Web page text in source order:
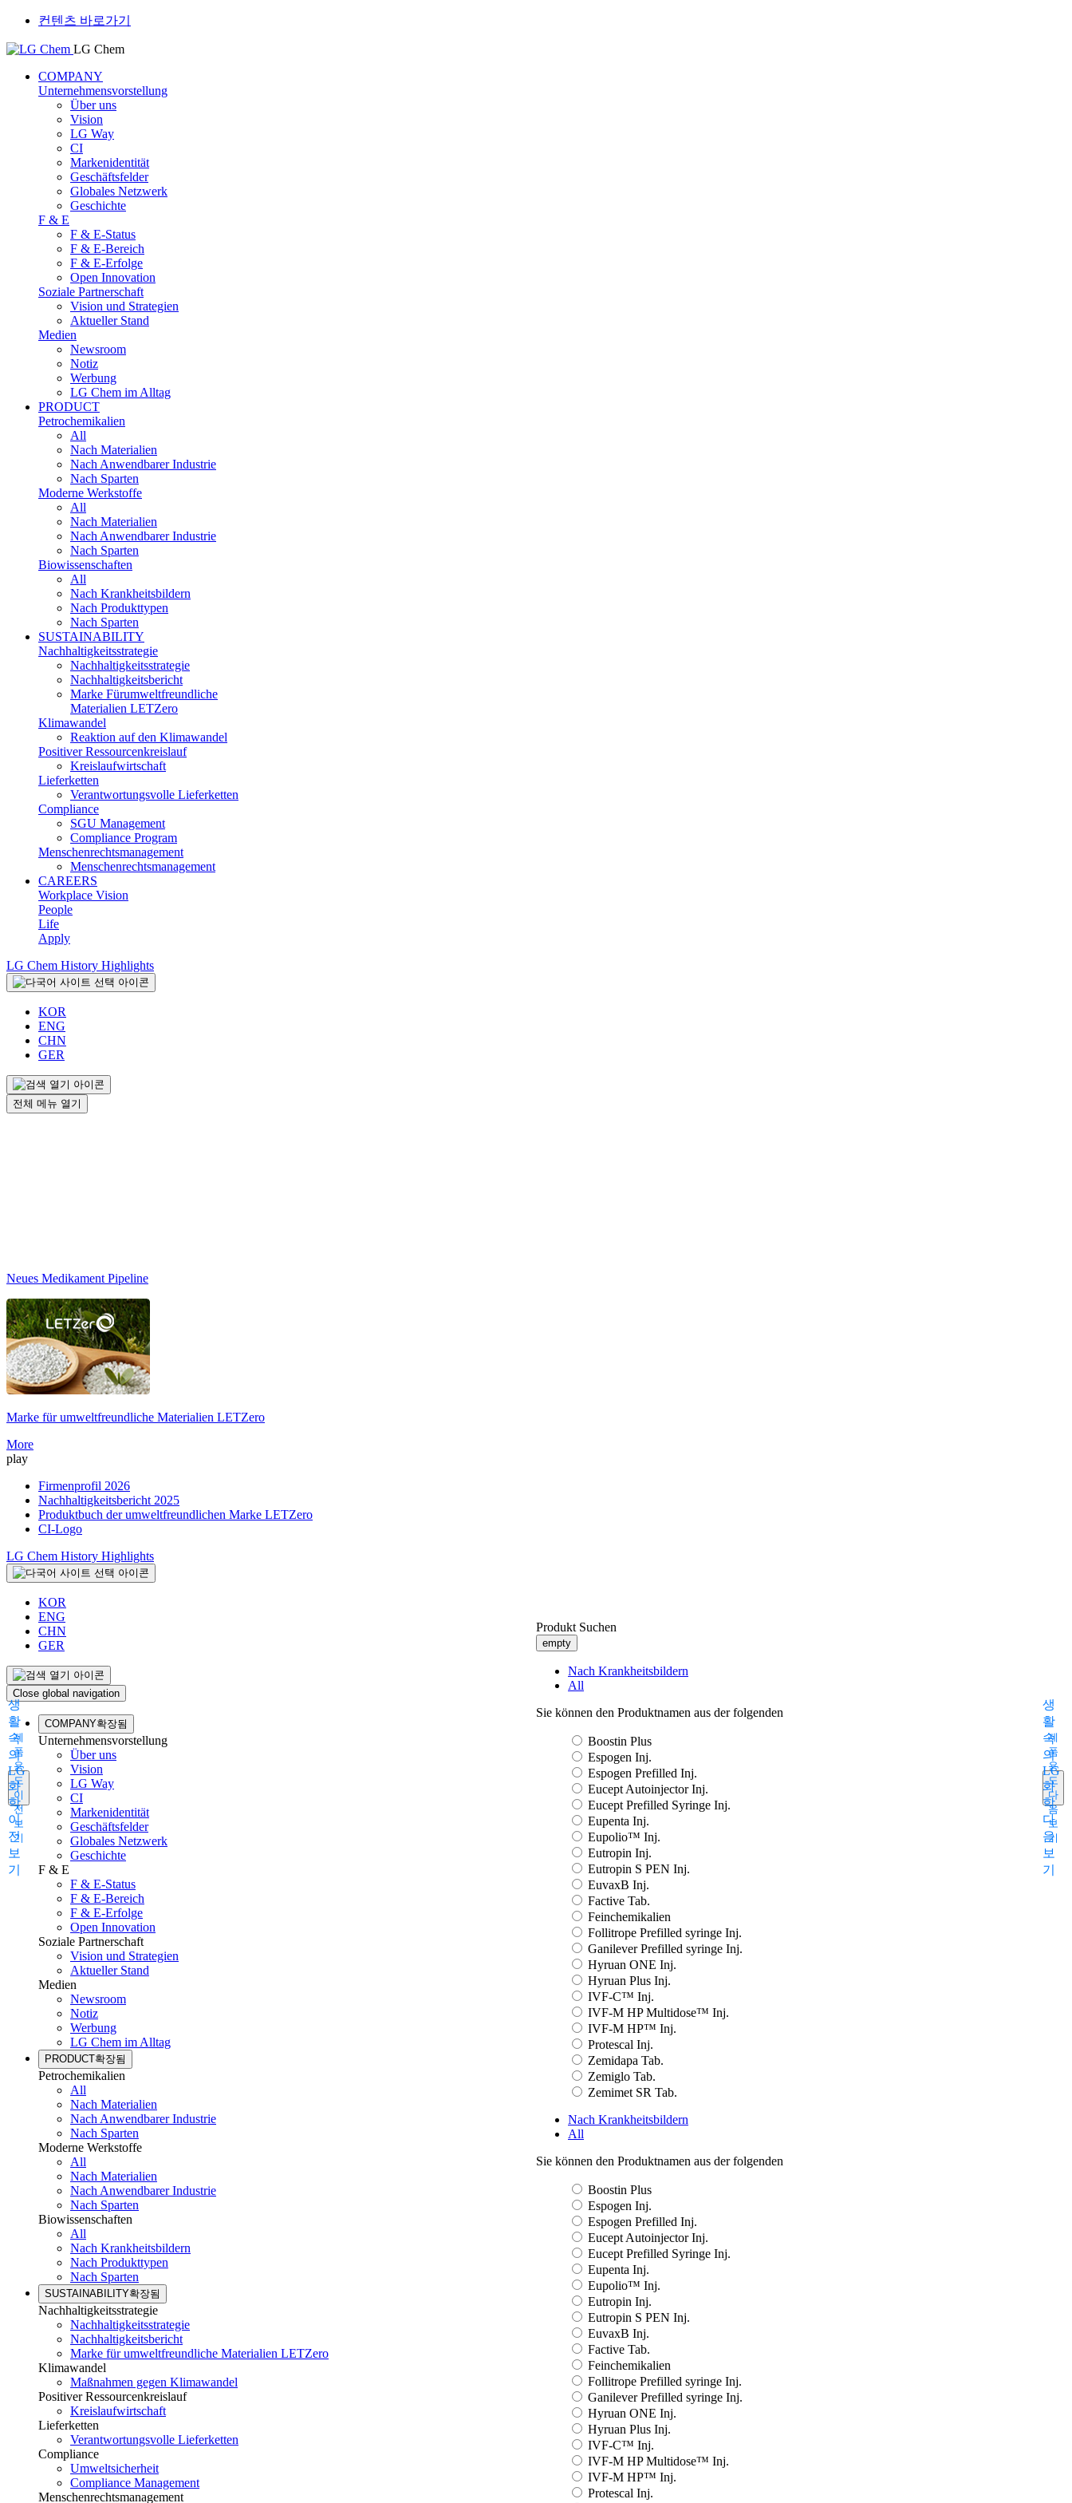
컨텐츠 바로가기
LG Chem
COMPANY
Unternehmensvorstellung
Über uns
Vision
LG Way
CI
Markenidentität
Geschäftsfelder
Globales Netzwerk
Geschichte
F & E
F & E-Status
F & E-Bereich
F & E-Erfolge
Open Innovation
Soziale Partnerschaft
Vision und Strategien
Aktueller Stand
Medien
Newsroom
Notiz
Werbung
LG Chem im Alltag
PRODUCT
Petrochemikalien
All
Nach Materialien
Nach Anwendbarer Industrie
Nach Sparten
Moderne Werkstoffe
All
Nach Materialien
Nach Anwendbarer Industrie
Nach Sparten
Biowissenschaften
All
Nach Krankheitsbildern
Nach Produkttypen
Nach Sparten
SUSTAINABILITY
Nachhaltigkeitsstrategie
Nachhaltigkeitsstrategie
Nachhaltigkeitsbericht​
Marke Fürumweltfreundliche
Materialien LETZero
Klimawandel
Reaktion auf den Klimawandel
Positiver Ressourcenkreislauf
Kreislaufwirtschaft
Lieferketten
Verantwortungsvolle Lieferketten
Compliance
SGU Management
Compliance Program
Menschenrechtsmanagement
Menschenrechtsmanagement
CAREERS
Workplace Vision
People
Life
Apply
LG Chem History Highlights
KOR
ENG
CHN
GER
전체 메뉴 열기
Neues Medikament Pipeline
Marke für umweltfreundliche Materialien LETZero
More
play
Firmenprofil 2026
Nachhaltigkeitsbericht 2025
Produktbuch der umweltfreundlichen Marke LETZero
CI-Logo
LG Chem History Highlights
KOR
ENG
CHN
GER
Close global navigation
COMPANY확장됨
Unternehmensvorstellung
Über uns
Vision
LG Way
CI
Markenidentität
Geschäftsfelder
Globales Netzwerk
Geschichte
F & E
F & E-Status
F & E-Bereich
F & E-Erfolge
Open Innovation
Soziale Partnerschaft
Vision und Strategien
Aktueller Stand
Medien
Newsroom
Notiz
Werbung
LG Chem im Alltag
PRODUCT확장됨
Petrochemikalien
All
Nach Materialien
Nach Anwendbarer Industrie
Nach Sparten
Moderne Werkstoffe
All
Nach Materialien
Nach Anwendbarer Industrie
Nach Sparten
Biowissenschaften
All
Nach Krankheitsbildern
Nach Produkttypen
Nach Sparten
SUSTAINABILITY확장됨
Nachhaltigkeitsstrategie
Nachhaltigkeitsstrategie
Nachhaltigkeitsbericht
Marke für umweltfreundliche Materialien LETZero
Klimawandel
Maßnahmen gegen Klimawandel
Positiver Ressourcenkreislauf
Kreislaufwirtschaft
Lieferketten
Verantwortungsvolle Lieferketten
Compliance
Umweltsicherheit
Compliance Management
Menschenrechtsmanagement
제
품
용
도
이
전
보
기
제
품
용
도
다
음
보
기
생
활
속
의
LG
화
학
이
전
보
기
생
활
속
의
LG
화
학
다
음
보
기
Produkt Suchen
empty
Nach Krankheitsbildern
All
Sie können den Produktnamen aus der folgenden
Boostin Plus
Espogen Inj.
Espogen Prefilled Inj.
Eucept Autoinjector Inj.
Eucept Prefilled Syringe Inj.
Eupenta Inj.
Eupolio™ Inj.
Eutropin Inj.
Eutropin S PEN Inj.
EuvaxB Inj.
Factive Tab.
Feinchemikalien
Follitrope Prefilled syringe Inj.
Ganilever Prefilled syringe Inj.
Hyruan ONE Inj.
Hyruan Plus Inj.
IVF-C™ Inj.
IVF-M HP Multidose™ Inj.
IVF-M HP™ Inj.
Protescal Inj.
Zemidapa Tab.
Zemiglo Tab.
Zemimet SR Tab.
Nach Krankheitsbildern
All
Sie können den Produktnamen aus der folgenden
Boostin Plus
Espogen Inj.
Espogen Prefilled Inj.
Eucept Autoinjector Inj.
Eucept Prefilled Syringe Inj.
Eupenta Inj.
Eupolio™ Inj.
Eutropin Inj.
Eutropin S PEN Inj.
EuvaxB Inj.
Factive Tab.
Feinchemikalien
Follitrope Prefilled syringe Inj.
Ganilever Prefilled syringe Inj.
Hyruan ONE Inj.
Hyruan Plus Inj.
IVF-C™ Inj.
IVF-M HP Multidose™ Inj.
IVF-M HP™ Inj.
Protescal Inj.